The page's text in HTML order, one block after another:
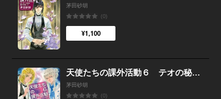
茅田砂胡
(0)
¥1,100
天使たちの課外活動６ テオの秘密のレストラン
茅田砂胡
(0)